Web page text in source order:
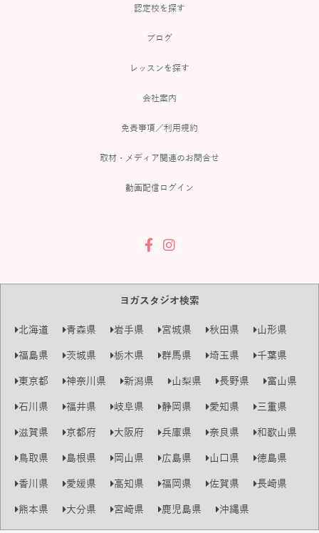
認定校を探す
ブログ
レッスンを探す
会社案内
免責事項／利用規約
取材・メディア関連のお問合せ
動画配信ログイン
ヨガスタジオ検索
北海道 青森県 岩手県 宮城県 秋田県
山形県
福島県
茨城県 栃木県 群馬県 埼玉県
千葉県
東京都
神奈川県 新潟県 山梨県 長野県
富山県
石川県
福井県 岐阜県 静岡県 愛知県
三重県
滋賀県
京都府 大阪府 兵庫県 奈良県
和歌山県
鳥取県
島根県 岡山県 広島県 山口県
徳島県
香川県
愛媛県 高知県 福岡県 佐賀県
長崎県
熊本県
大分県 宮崎県 鹿児島県 沖縄県